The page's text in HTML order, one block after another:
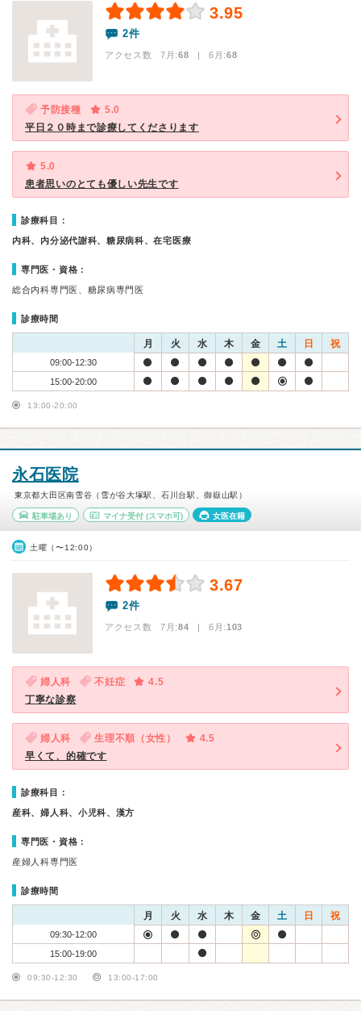
3.95
2件
アクセス数 7月:68 | 6月:68
予防接種
5.0
平日２０時まで診療してくださります
5.0
患者思いのとても優しい先生です
診療科目：
内科、内分泌代謝科、糖尿病科、在宅医療
専門医・資格：
総合内科専門医、糖尿病専門医
診療時間
月 火 水 木 金 土 日 祝
09:00-12:30
15:00-20:00
13:00-20:00
永石医院
東京都大田区南雪谷（雪が谷大塚駅、石川台駅、御嶽山駅）
駐車場あり マイナ受付(スマホ可) 女医在籍
土曜（〜12:00）
3.67
2件
アクセス数 7月:84 | 6月:103
婦人科 不妊症
4.5
丁寧な診察
婦人科 生理不順（女性）
4.5
早くて、的確です
診療科目：
産科、婦人科、小児科、漢方
専門医・資格：
産婦人科専門医
診療時間
月 火 水 木 金 土 日 祝
09:30-12:00
15:00-19:00
09:30-12:30 13:00-17:00